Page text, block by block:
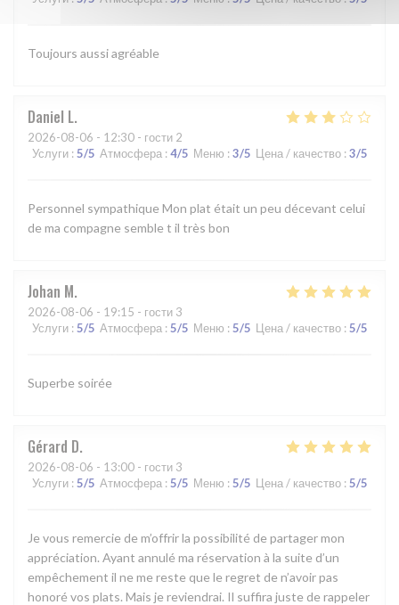
Toujours aussi agréable
Daniel L
2026-08-06 - 12:30 - гости 2
Услуги : 5/5 Атмосфера : 4/5 Меню : 3/5 Цена / качество : 3/5
Personnel sympathique Mon plat était un peu décevant celui
de ma compagne semble t il très bon
Johan M
2026-08-06 - 19:15 - гости 3
Услуги : 5/5 Атмосфера : 5/5 Меню : 5/5 Цена / качество : 5/5
Superbe soirée
Gérard D
2026-08-06 - 13:00 - гости 3
Услуги : 5/5 Атмосфера : 5/5 Меню : 5/5 Цена / качество : 5/5
Je vous remercie de m’offrir la possibilité de partager mon
appréciation. Ayant annulé ma réservation à la suite d’un
empêchement il ne me reste que le regret de n’avoir pas
honoré vos plats. Mais je reviendrai. Il suffira juste de rappeler